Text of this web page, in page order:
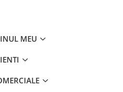
MEU